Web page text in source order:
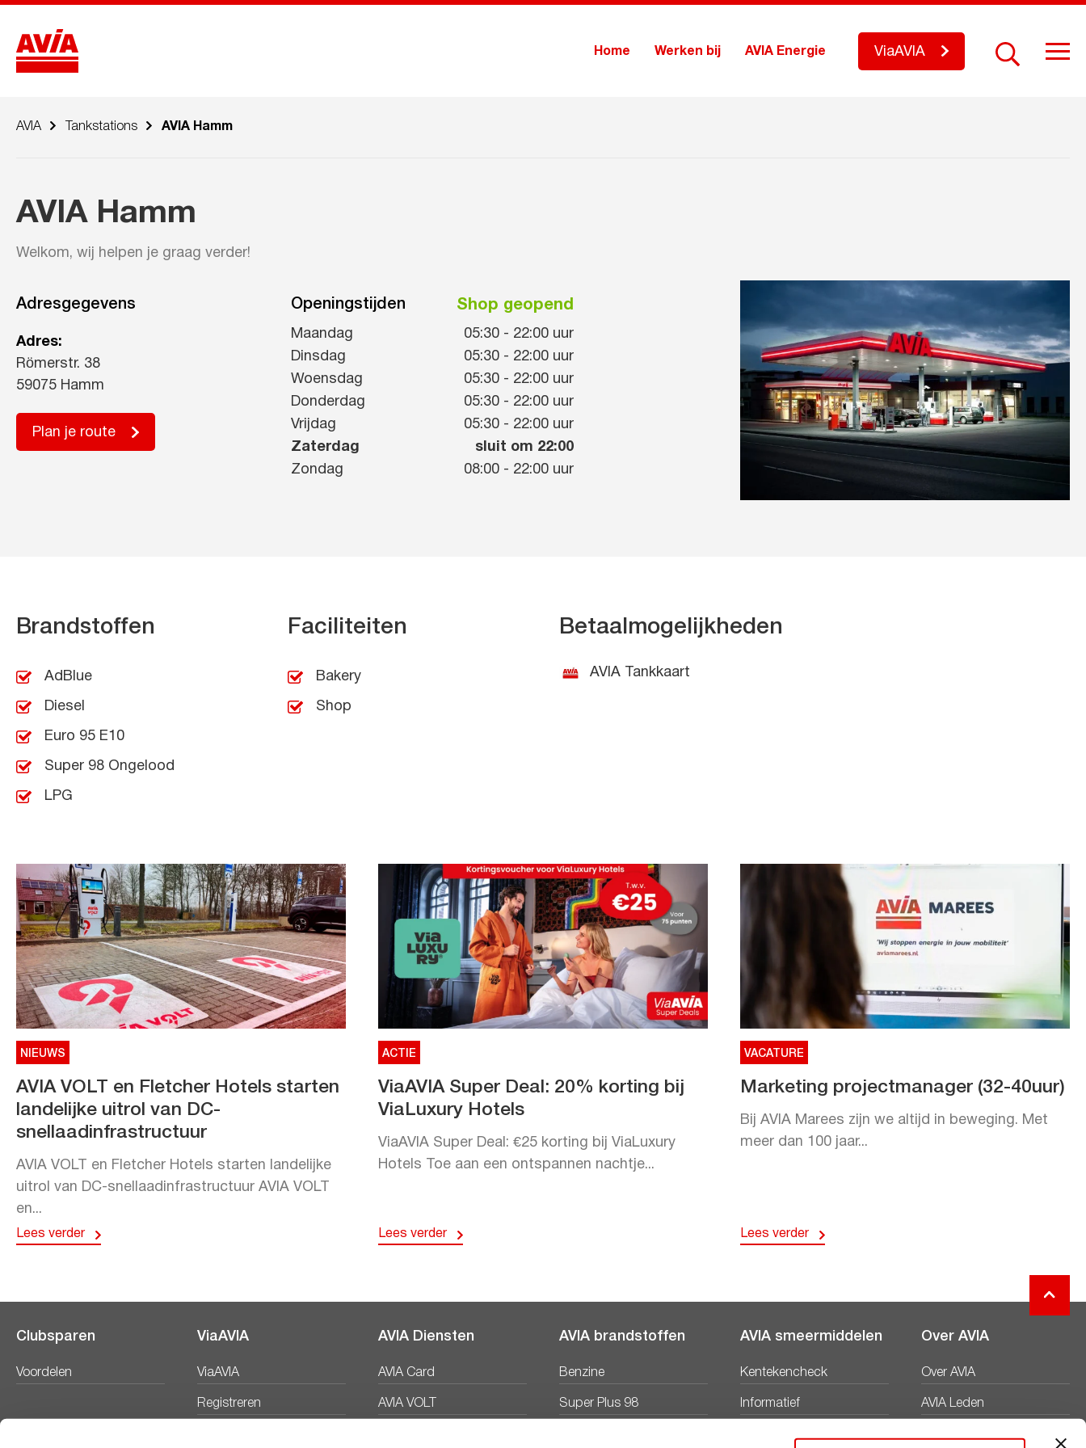
Home Werken bij AVIA Energie ViaAVIA
AVIA Tankstations AVIA Hamm
AVIA Hamm
Welkom, wij helpen je graag verder!
Adresgegevens
Adres:
Römerstr. 38
59075 Hamm
Plan je route
Openingstijden Shop geopend
Maandag 05:30 - 22:00 uur
Dinsdag
05:30 - 22:00 uur
Woensdag
05:30 - 22:00 uur
Donderdag
05:30 - 22:00 uur
Vrijdag
05:30 - 22:00 uur
Zaterdag
sluit om 22:00
Zondag
08:00 - 22:00 uur
Brandstoffen
AdBlue
Diesel
Euro 95 E10
Super 98 Ongelood
LPG
Faciliteiten
Bakery
Shop
Betaalmogelijkheden
AVIA Tankkaart
NIEUWS
AVIA VOLT en Fletcher Hotels starten
landelijke uitrol van DC-
snellaadinfrastructuur
AVIA VOLT en Fletcher Hotels starten landelijke
uitrol van DC-snellaadinfrastructuur AVIA VOLT
en...
Lees verder
ACTIE
ViaAVIA Super Deal: 20% korting bij
ViaLuxury Hotels
ViaAVIA Super Deal: €25 korting bij ViaLuxury
Hotels Toe aan een ontspannen nachtje...
Lees verder
VACATURE
Marketing projectmanager (32-40uur)
Bij AVIA Marees zijn we altijd in beweging. Met
meer dan 100 jaar...
Lees verder
Clubsparen
Voordelen
ViaAVIA
ViaAVIA
Registreren
AVIA Diensten
AVIA Card
AVIA VOLT
AVIA brandstoffen
Benzine
Super Plus 98
AVIA smeermiddelen
Kentekencheck
Informatief
Over AVIA
Over AVIA
AVIA Leden